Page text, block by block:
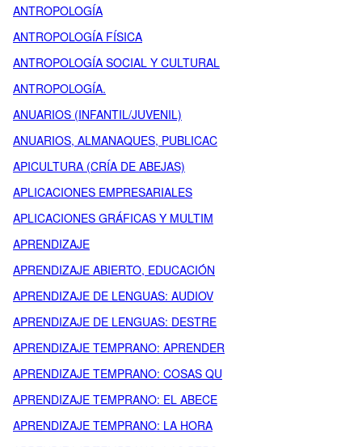
ANTROPOLOGÍA
ANTROPOLOGÍA FÍSICA
ANTROPOLOGÍA SOCIAL Y CULTURAL
ANTROPOLOGÍA.
ANUARIOS (INFANTIL/JUVENIL)
ANUARIOS, ALMANAQUES, PUBLICAC
APICULTURA (CRÍA DE ABEJAS)
APLICACIONES EMPRESARIALES
APLICACIONES GRÁFICAS Y MULTIM
APRENDIZAJE
APRENDIZAJE ABIERTO, EDUCACIÓN
APRENDIZAJE DE LENGUAS: AUDIOV
APRENDIZAJE DE LENGUAS: DESTRE
APRENDIZAJE TEMPRANO: APRENDER
APRENDIZAJE TEMPRANO: COSAS QU
APRENDIZAJE TEMPRANO: EL ABECE
APRENDIZAJE TEMPRANO: LA HORA